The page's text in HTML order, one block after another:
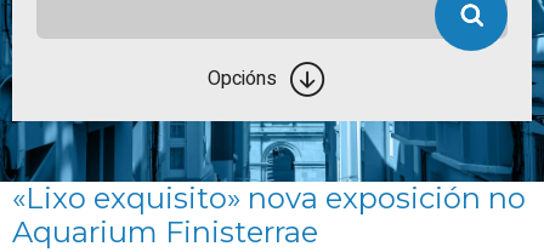
Opcións
«Lixo exquisito» nova exposición no
Aquarium Finisterrae